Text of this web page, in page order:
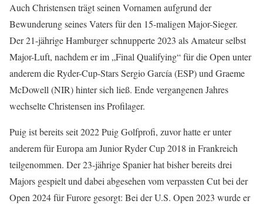
Auch Christensen trägt seinen Vornamen aufgrund der
Bewunderung seines Vaters für den 15-maligen Major-Sieger.
Der 21-jährige Hamburger schnupperte 2023 als Amateur selbst
Major-Luft, nachdem er im „Final Qualifying“ für die Open unter
anderem die Ryder-Cup-Stars Sergio García (ESP) und Graeme
McDowell (NIR) hinter sich ließ. Ende vergangenen Jahres
wechselte Christensen ins Profilager.
Puig ist bereits seit 2022 Puig Golfprofi, zuvor hatte er unter
anderem für Europa am Junior Ryder Cup 2018 in Frankreich
teilgenommen. Der 23-jährige Spanier hat bisher bereits drei
Majors gespielt und dabei abgesehen vom verpassten Cut bei der
Open 2024 für Furore gesorgt: Bei der U.S. Open 2023 wurde er